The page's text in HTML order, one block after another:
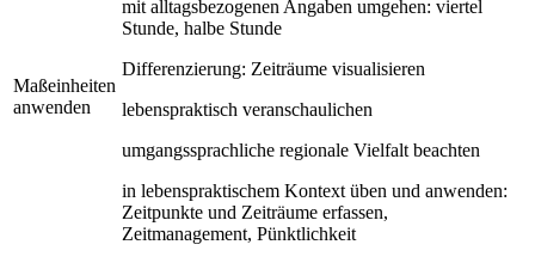
Maßeinheiten
anwenden
mit alltagsbezogenen Angaben umgehen: viertel
Stunde, halbe Stunde
Differenzierung: Zeiträume visualisieren
lebenspraktisch veranschaulichen
umgangssprachliche regionale Vielfalt beachten
in lebenspraktischem Kontext üben und anwenden:
Zeitpunkte und Zeiträume erfassen,
Zeitmanagement, Pünktlichkeit